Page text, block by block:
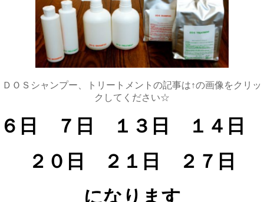
ＤＯＳシャンプー、トリートメントの記事は↑の画像をクリッ
クしてください☆
６日 ７日 １３日 １４日
２０日 ２１ 日
２７日
になります